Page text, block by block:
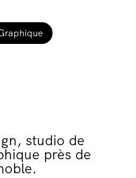
studio de
près de